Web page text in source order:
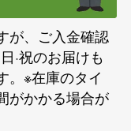
が、ご入金確認
·祝のお届けも
。※在庫のタイ
がかかる場合が